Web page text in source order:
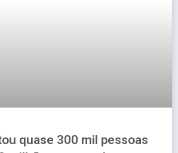
quase 300 mil pessoas